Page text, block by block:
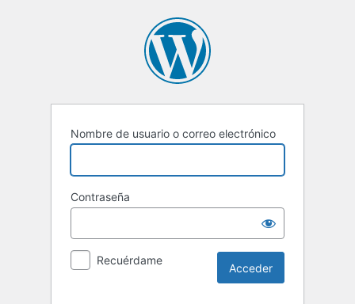
Nombre de usuario o correo electrónico
Contraseña
Recuérdame